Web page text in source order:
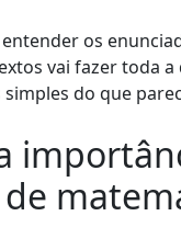
os
vai fazer toda
do que